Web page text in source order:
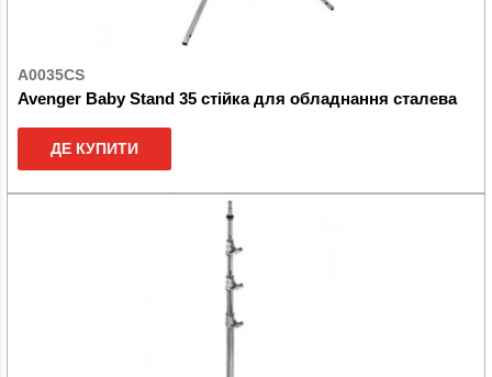
A0035CS
Avenger Baby Stand 35 стійка для обладнання сталева
ДЕ КУПИТИ